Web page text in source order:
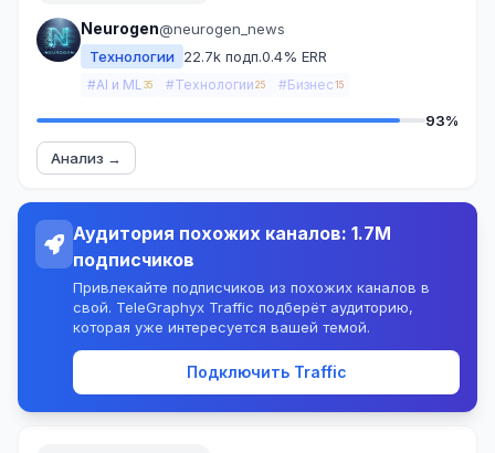
Neurogen@neurogen_news
Технологии
22.7k подп.0.4% ERR
#AI и ML 35 #Технологии 25 #Бизнес 15
93%
Анализ →
Аудитория похожих каналов: 1.7M
подписчиков
Привлекайте подписчиков из похожих каналов в
свой. TeleGraphyx Traffic подберёт аудиторию,
которая уже интересуется вашей темой.
Подключить Traffic